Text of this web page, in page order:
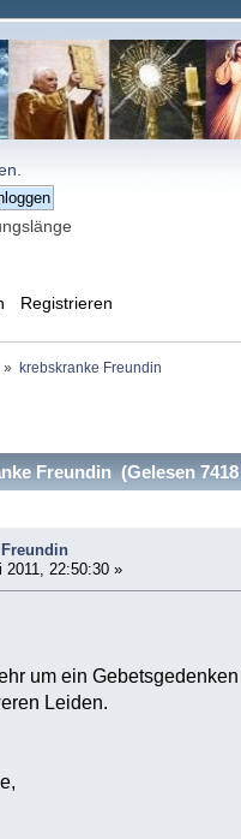
Registrieren
» krebskranke Freundin
Freundin (Gelesen
2011, 22:50:30 »
um ein
Leiden.